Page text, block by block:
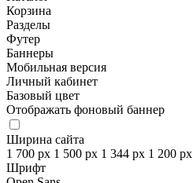
Корзина
Разделы
Футер
Баннеры
Мобильная версия
Личный кабинет
Базовый цвет
Отображать фоновый баннер
Ширина сайта
1 700 px 1 500 px 1 344 px 1 200 px
Шрифт